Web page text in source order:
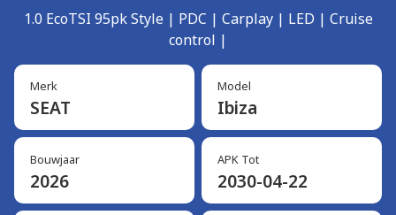
1.0 EcoTSI 95pk Style | PDC | Carplay | LED | Cruise
control |
Merk
SEAT
Model
Ibiza
Bouwjaar
2026
APK Tot
2030-04-22